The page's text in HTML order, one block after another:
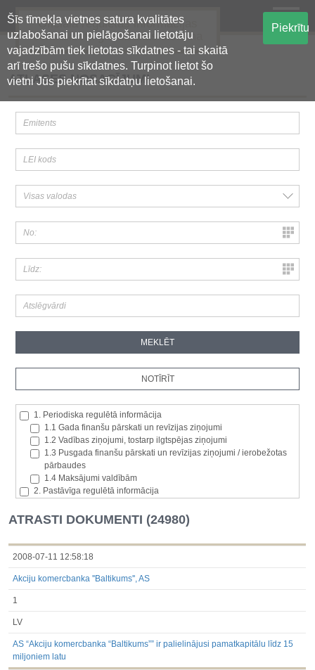
Šīs tīmekļa vietnes satura kvalitātes
uzlabošanai un pielāgošanai lietotāju
vajadzībām tiek lietotas sīkdatnes - tai skaitā
arī trešo pušu sīkdatnes. Turpinot lietot šo
vietni Jūs piekrītat sīkdatņu lietošanai.
Piekrītu
Oficiālā regulētās informācijas
centralizētā glabāšanas sistēma
ATLASES NOSACĪJUMI
1. Periodiska regulētā informācija
1.1 Gada finanšu pārskati un revīzijas ziņojumi
1.2 Vadības ziņojumi, tostarp ilgtspējas ziņojumi
1.3 Pusgada finanšu pārskati un revīzijas ziņojumi / ierobežotas
pārbaudes
1.4 Maksājumi valdībām
2. Pastāvīga regulētā informācija
2.2. Iekšējā informācija
2.3. Paziņojumi par būtisku akciju paketi
2.4. Emitenta paša akciju iegāde vai atsavināšana
2.5. Balsstiesību kopējais skaits un kapitāls
kategorijām
dalībvalsts tiesību aktiem
Līdz 2017.03.01
Finanšu pārskati
ATRASTI DOKUMENTI (24980)
2008-07-11 12:58:18
Akciju komercbanka ''Baltikums'', AS
1
LV
AS “Akciju komercbanka “Baltikums”” ir palielinājusi pamatkapitālu līdz 15
miljoniem latu